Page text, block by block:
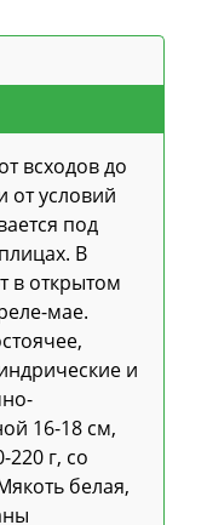
всходов до
от условий
под
В
в открытом
мае.
и
16-18 см,
г, со
белая,